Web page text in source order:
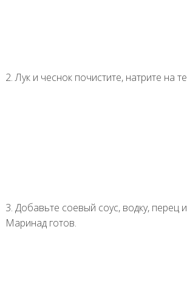
2. Лук и чеснок почистите, натрите на
3. Добавьте соевый соус, водку, перец
Маринад готов.